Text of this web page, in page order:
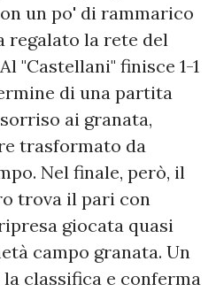
un po' di rammarico
regalato la rete del
"Castellani" finisce 1-1
di una partita
sorriso ai granata,
trasformato da
Nel finale, però, il
trova il pari con
giocata quasi
campo granata. Un
classifica e conferma